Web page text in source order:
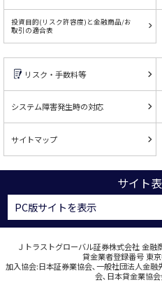
投資目的(リスク許容度)と金融商品/お
取引の適合表
リスク・手数料等
システム障害発生時の対応
サイトマップ
サイト
PC版サイトを表示
Ｊトラストグローバル証券株式会社 金
貸金業者登録番号 東
加入協会:日本証券業協会､一般社団法人金
会､日本貸金業協